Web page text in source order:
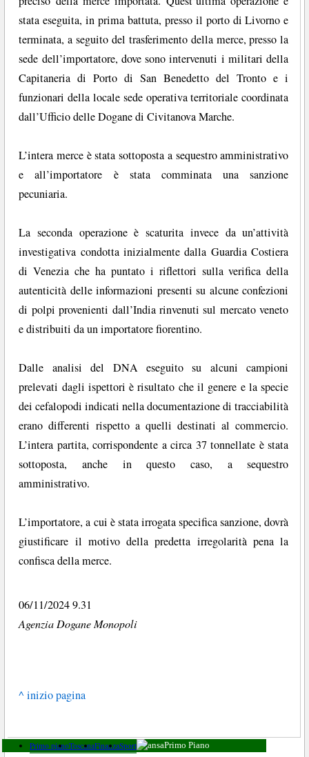
stata eseguita, in prima battuta, presso il porto di Livorno e
terminata, a seguito del trasferimento della merce, presso la
sede dell’importatore, dove sono intervenuti i militari della
Capitaneria di Porto di San Benedetto del Tronto e i
funzionari della locale sede operativa territoriale coordinata
dall’Ufficio delle Dogane di Civitanova Marche.
L’intera merce è stata sottoposta a sequestro amministrativo
e all’importatore è stata comminata una sanzione
pecuniaria.
La seconda operazione è scaturita invece da un’attività
investigativa condotta inizialmente dalla Guardia Costiera
di Venezia che ha puntato i riflettori sulla verifica della
autenticità delle informazioni presenti su alcune confezioni
di polpi provenienti dall’India rinvenuti sul mercato veneto
e distribuiti da un importatore fiorentino.
Dalle analisi del DNA eseguito su alcuni campioni
prelevati dagli ispettori è risultato che il genere e la specie
dei cefalopodi indicati nella documentazione di tracciabilità
erano differenti rispetto a quelli destinati al commercio.
L’intera partita, corrispondente a circa 37 tonnellate è stata
sottoposta, anche in questo caso, a sequestro
amministrativo.
L’importatore, a cui è stata irrogata specifica sanzione, dovrà
giustificare il motivo della predetta irregolarità pena la
confisca della merce.
06/11/2024 9.31
Agenzia Dogane Monopoli
^ inizio pagina
Primo pianoToscanaFinanzaSport Primo Piano